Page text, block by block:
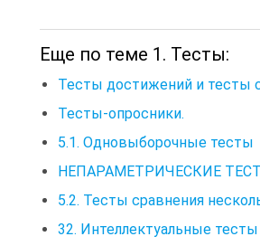
Еще по теме 1. Тесты:
Тесты достижений и тесты
Тесты-опросники.
5.1. Одновыборочные тесты
НЕПАРАМЕТРИЧЕСКИЕ
5.2. Тесты сравнения
32. Интеллектуальные тесты